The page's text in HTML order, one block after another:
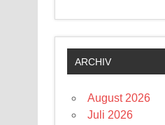
ARCHIV
August 2026
Juli 2026